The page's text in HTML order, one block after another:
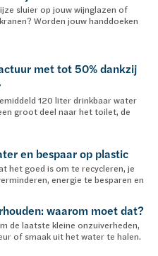
sluier op jouw wijnglazen of
Worden jouw handdoeken
met tot 50% dankzij
120 liter drinkbaar water
groot deel naar het toilet, de
en bespaar op plastic
het goed is om te recycleren, je
energie te besparen en
waarom moet dat?
de laatste kleine onzuiverheden,
of smaak uit het water te halen.